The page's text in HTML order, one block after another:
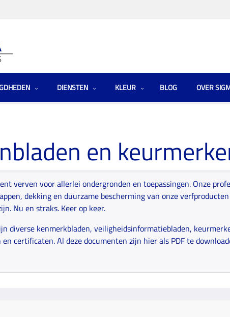
DIENSTEN KLEUR BLOG OVER
en
verven voor allerlei ondergronden en toepassingen. Onze
dekking en duurzame bescherming van onze
Nu en straks. Keer op keer.
diverse kenmerkbladen, veiligheidsinformatiebladen,
certificaten. Al deze documenten zijn hier als PDF te